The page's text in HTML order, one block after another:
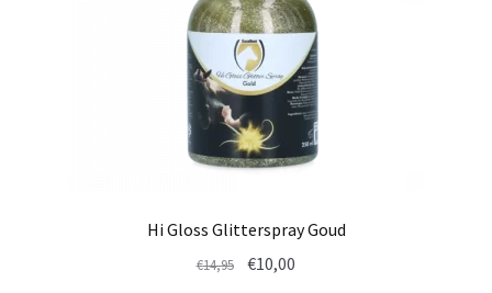
Hi Gloss Glitterspray Goud
€14,95
Oorspronkelijke
€10,00